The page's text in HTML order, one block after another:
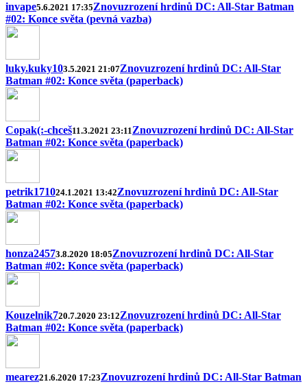
invape5.6.2021 17:35Znovuzrození hrdinů DC: All-Star Batman
#02: Konce světa (pevná vazba)
luky.kuky103.5.2021 21:07Znovuzrození hrdinů DC: All-Star
Batman #02: Konce světa (paperback)
Copak(:-chceš11.3.2021 23:11Znovuzrození hrdinů DC: All-Star
Batman #02: Konce světa (paperback)
petrik171024.1.2021 13:42Znovuzrození hrdinů DC: All-Star
Batman #02: Konce světa (paperback)
honza24573.8.2020 18:05Znovuzrození hrdinů DC: All-Star
Batman #02: Konce světa (paperback)
Kouzelnik720.7.2020 23:12Znovuzrození hrdinů DC: All-Star
Batman #02: Konce světa (paperback)
mearez21.6.2020 17:23Znovuzrození hrdinů DC: All-Star Batman